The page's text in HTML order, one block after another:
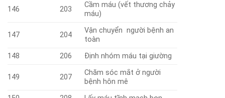
146 203
Cầm máu (vết thương chảy
máu)
147 204
Vận chuyển người bệnh an
toàn
148
206 Định nhóm máu tại giường
149 207
Chăm sóc mắt ở người
bệnh hôn mê